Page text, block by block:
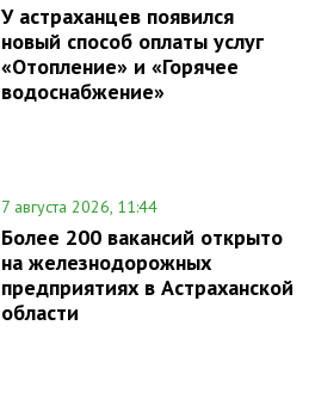
У астраханцев появился
новый способ оплаты услуг
«Отопление» и «Горячее
водоснабжение»
7 августа 2026, 11:44
Более 200 вакансий открыто
на железнодорожных
предприятиях в Астраханской
области